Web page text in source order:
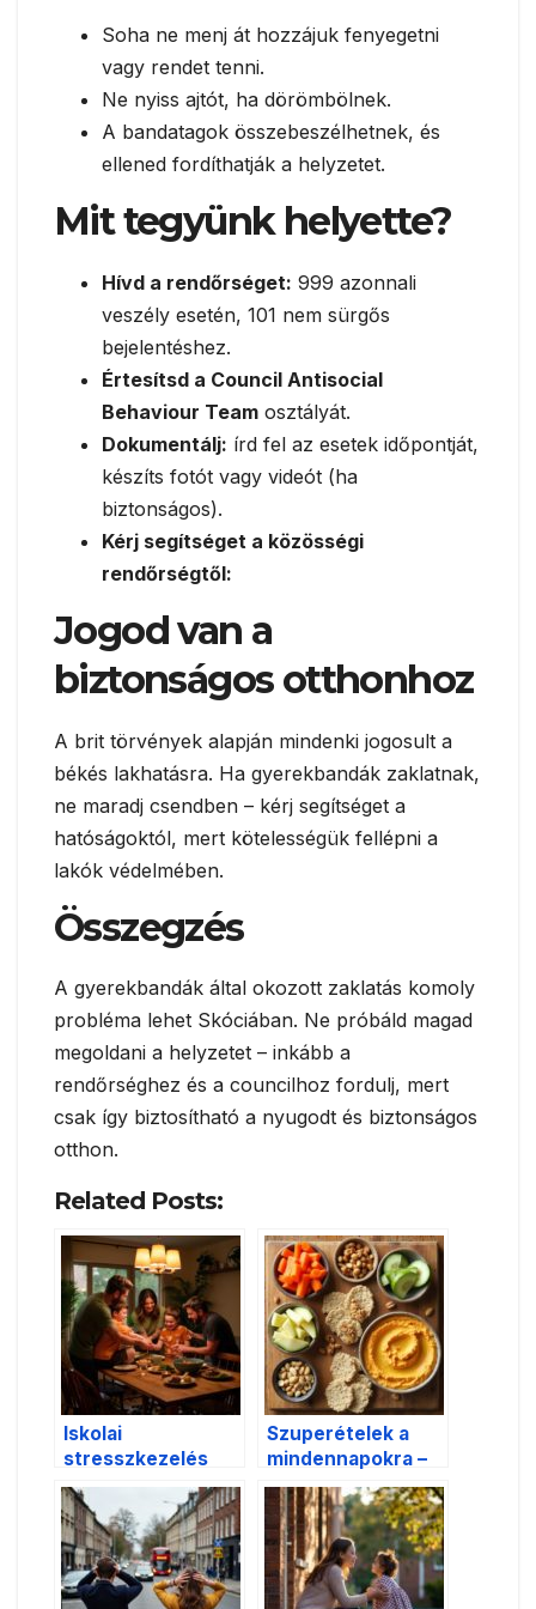
Soha ne menj át hozzájuk fenyegetni
vagy rendet tenni.
Ne nyiss ajtót, ha dörömbölnek.
A bandatagok összebeszélhetnek, és
ellened fordíthatják a helyzetet.
Mit tegyünk helyette?
Hívd a rendőrséget: 999 azonnali
veszély esetén, 101 nem sürgős
bejelentéshez.
Értesítsd a Council Antisocial
Behaviour Team osztályát.
Dokumentálj: írd fel az esetek időpontját,
készíts fotót vagy videót (ha
biztonságos).
Kérj segítséget a közösségi
rendőrségtől:
Jogod van a
biztonságos otthonhoz
A brit törvények alapján mindenki jogosult a
békés lakhatásra. Ha gyerekbandák zaklatnak,
ne maradj csendben – kérj segítséget a
hatóságoktól, mert kötelességük fellépni a
lakók védelmében.
Összegzés
A gyerekbandák által okozott zaklatás komoly
probléma lehet Skóciában. Ne próbáld magad
megoldani a helyzetet – inkább a
rendőrséghez és a councilhoz fordulj, mert
csak így biztosítható a nyugodt és biztonságos
otthon.
Related Posts:
Iskolai
stresszkezelés
szülőknek és
gyerekeknek –
praktikus tippek
Szuperételek a
mindennapokra –
mit érdemes
beépíteni az
étrendedbe?